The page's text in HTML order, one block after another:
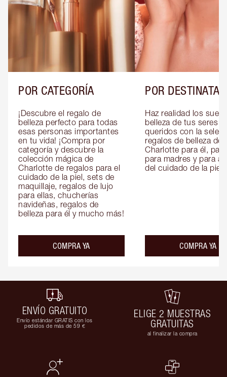
POR CATEGORÍA
¡Descubre el regalo de
belleza perfecto para todas
esas personas importantes
en tu vida! ¡Compra por
categoría y descubre la
colección mágica de
Charlotte de regalos para el
cuidado de la piel, sets de
maquillaje, regalos de lujo
para ellas, chucherías
navideñas, regalos de
belleza para él y mucho más!
COMPRA YA
POR
Haz realidad los
belleza de tus seres
queridos con la
regalos de belleza de
Charlotte para él,
para madres y para
del cuidado de la piel.
COMPRA YA
ENVÍO GRATUITO
Envío estándar GRATIS con los
pedidos de más de 59 €
ELIGE 2 MUESTRAS
GRATUITAS
al finalizar la compra